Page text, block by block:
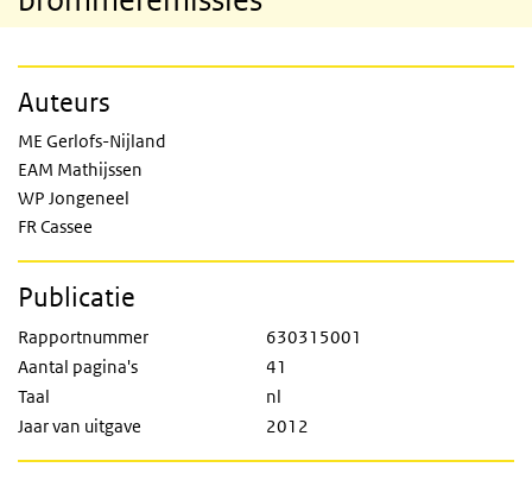
Auteurs
ME Gerlofs-Nijland
EAM Mathijssen
WP Jongeneel
FR Cassee
Publicatie
Rapportnummer
630315001
Aantal pagina's
41
Taal
nl
Jaar van uitgave
2012